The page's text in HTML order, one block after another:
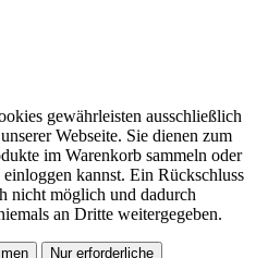
gewährleisten ausschließlich
Webseite. Sie dienen zum
im Warenkorb sammeln oder
kannst. Ein Rückschluss
nicht möglich und dadurch
an Dritte weitergegeben.
Nur erforderliche